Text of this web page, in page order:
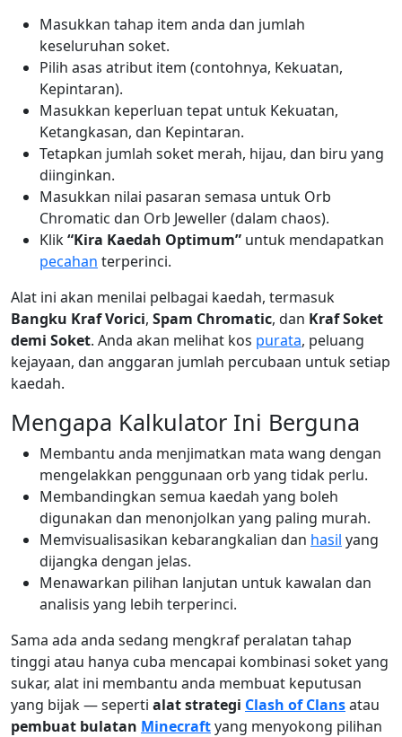
Masukkan tahap item anda dan jumlah
keseluruhan soket.
Pilih asas atribut item (contohnya, Kekuatan,
Kepintaran).
Masukkan keperluan tepat untuk Kekuatan,
Ketangkasan, dan Kepintaran.
Tetapkan jumlah soket merah, hijau, dan biru yang
diinginkan.
Masukkan nilai pasaran semasa untuk Orb
Chromatic dan Orb Jeweller (dalam chaos).
Klik“Kira Kaedah Optimum” untuk mendapatkan
pecahan terperinci.
Alat ini akan menilai pelbagai kaedah, termasuk
Bangku Kraf Vorici, Spam Chromatic, dan Kraf Soket
demi Soket. Anda akan melihat kos purata, peluang
kejayaan, dan anggaran jumlah percubaan untuk setiap
kaedah.
Mengapa Kalkulator Ini Berguna
Membantu anda menjimatkan mata wang dengan
mengelakkan penggunaan orb yang tidak perlu.
Membandingkan semua kaedah yang boleh
digunakan dan menonjolkan yang paling murah.
Memvisualisasikan kebarangkalian dan hasil yang
dijangka dengan jelas.
Menawarkan pilihan lanjutan untuk kawalan dan
analisis yang lebih terperinci.
Sama ada anda sedang mengkraf peralatan tahap
tinggi atau hanya cuba mencapai kombinasi soket yang
sukar, alat ini membantu anda membuat keputusan
yang bijak — seperti alat strategi Clash of Clansatau
pembuat bulatan Minecraftyang menyokong pilihan